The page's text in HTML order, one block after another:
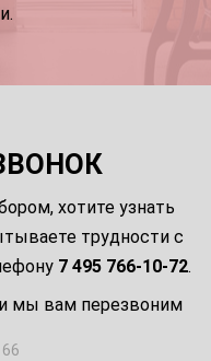
хотите узнать
трудности с
7 495 766-10-72.
мы вам перезвоним